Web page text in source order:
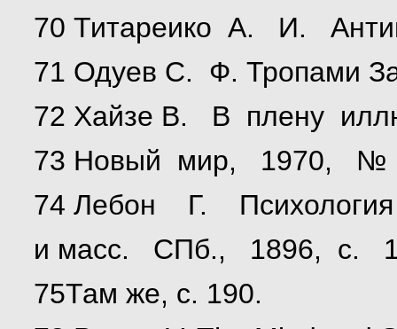
70 Титареико А. И.
71 Одуев С. Ф. Тропами
72 Хайзе В. В плену
73 Новый мир, 1970,
74 Лебон Г.
и масс. СПб., 1896, с.
75Там же, с. 190.